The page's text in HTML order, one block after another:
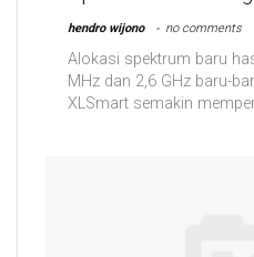
hendro wijono no comments
Alokasi spektrum baru
MHz dan 2,6 GHz baru-
XLSmart semakin